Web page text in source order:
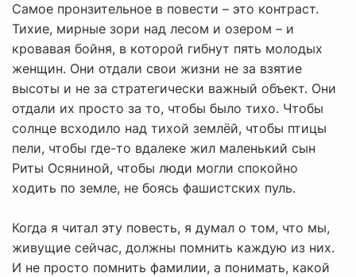
Самое пронзительное в повести – это контраст.
Тихие, мирные зори над лесом и озером – и
кровавая бойня, в которой гибнут пять молодых
женщин. Они отдали свои жизни не за взятие
высоты и не за стратегически важный объект. Они
отдали их просто за то, чтобы было тихо. Чтобы
солнце всходило над тихой землёй, чтобы птицы
пели, чтобы где-то вдалеке жил маленький сын
Риты Осяниной, чтобы люди могли спокойно
ходить по земле, не боясь фашистских пуль.
Когда я читал эту повесть, я думал о том, что мы,
живущие сейчас, должны помнить каждую из них.
И не просто помнить фамилии, а понимать, какой